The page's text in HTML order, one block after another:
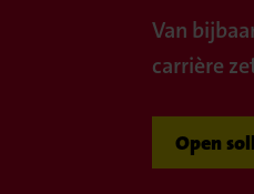
Van
carrière
Open